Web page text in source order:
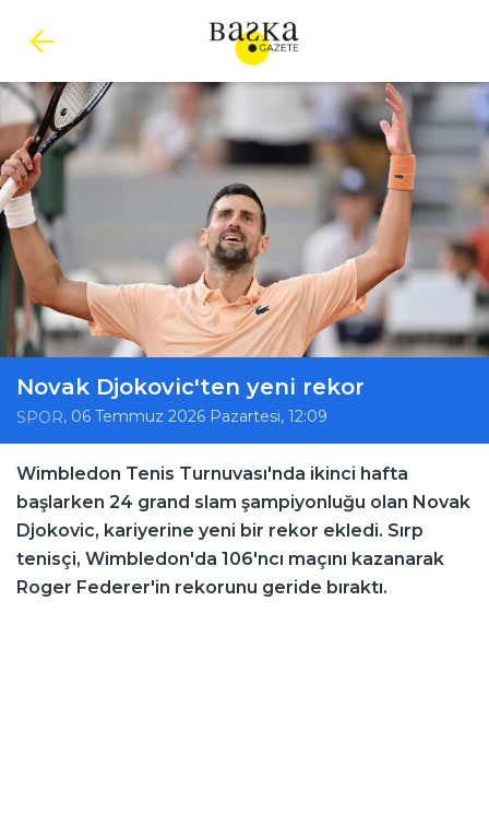
Novak Djokovic'ten yeni rekor
SPOR, 06 Temmuz 2026 Pazartesi, 12:09
Wimbledon Tenis Turnuvası'nda ikinci hafta
başlarken 24 grand slam şampiyonluğu olan Novak
Djokovic, kariyerine yeni bir rekor ekledi. Sırp
tenisçi, Wimbledon'da 106'ncı maçını kazanarak
Roger Federer'in rekorunu geride bıraktı.